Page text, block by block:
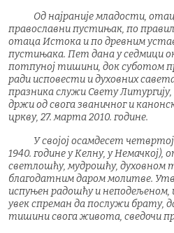
Од најраније младости, отац
православни пустињак, по
отаца Истока и по древним
пустињака. Пет дана у седмици
потпуној тишини, док суботом
ради исповести и духовних
празника служи Свету Литургију,
држи од свога званичног и
цркву, 27. марта 2010. године.
У својој осамдесет четвртој
1940. године у Келну, у Немачкој),
светлошћу, мудрошћу, духовном
благодатним даром молитве.
испуњен радошћу и неподељеном,
увек спреман да послужи брату,
тишини свога живота, сведочи